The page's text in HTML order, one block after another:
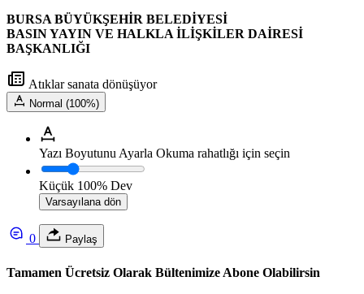
BURSA BÜYÜKŞEHİR BELEDİYESİ
BASIN YAYIN VE HALKLA İLİŞKİLER DAİRESİ
BAŞKANLIĞI
Atıklar sanata dönüşüyor
Normal (100%)
Yazı Boyutunu Ayarla Okuma rahatlığı için seçin
Küçük 100% Dev
Varsayılana dön
0 Paylaş
Tamamen Ücretsiz Olarak Bültenimize Abone Olabilirsin